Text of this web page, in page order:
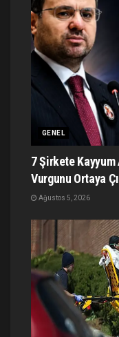
GENEL
7 Şirkete
Vurgunu Ortaya
Ağustos 5, 2026